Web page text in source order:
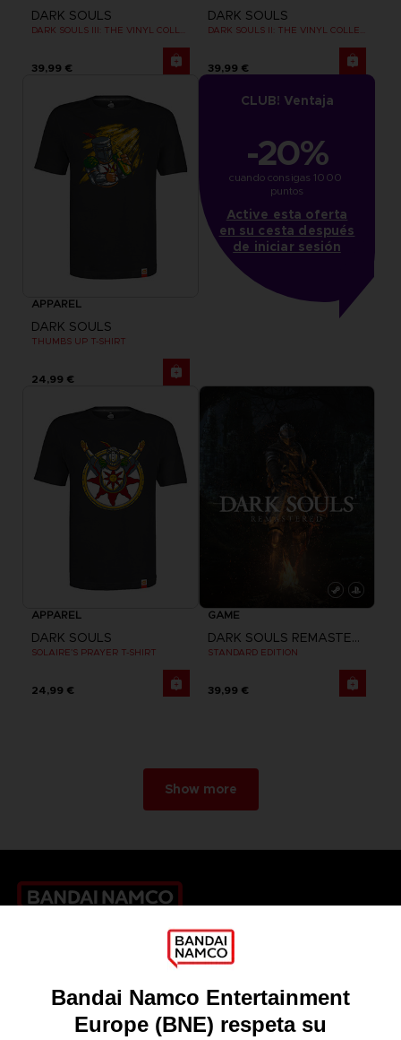
DARK SOULS
39,99 €
DARK SOULS
39,99 €
APPAREL
DARK SOULS
THUMBS UP T-SHIRT
24,99 €
CLUB! Ventaja
-20%
cuando consigas 1000
puntos
Active esta oferta
en su cesta después
de iniciar sesión
APPAREL
DARK SOULS
SOLAIRE'S PRAYER T-SHIRT
24,99 €
GAME
DARK SOULS REMASTERED
STANDARD EDITION
39,99 €
Show more
Licensing
DO YOU HAVE A QUESTION?